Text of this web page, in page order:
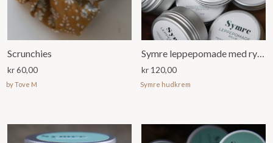
Scrunchies
kr60,00
by Tove M
kr 120,00
Symre hudkrem